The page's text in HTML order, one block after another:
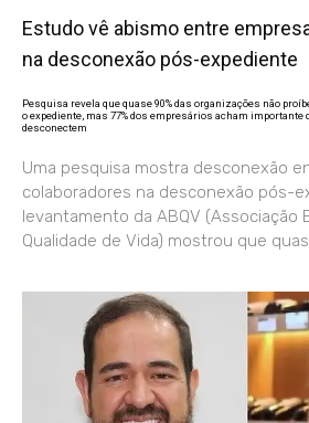
Estudo vê abismo entre
na desconexão pós-expediente
Pesquisa revela que quase 90% das organizações não
o expediente, mas 77% dos empresários acham
desconectem
Uma pesquisa mostra desconexão
colaboradores na desconexão pós-
levantamento da ABQV (Associação
Qualidade de Vida) mostrou que